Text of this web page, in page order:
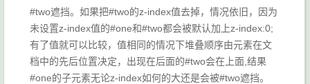
#two遮挡。如果把#two的z-index值去掉，情况依旧，因为
未设置z-index值的#one和#two都会被默认加上z-index:0;
有了值就可以比较，值相同的情况下堆叠顺序由元素在文
档中的先后位置决定，出现在后面的#two会在上面,结果
#one的子元素无论z-index如何的大还是会被#two遮挡。